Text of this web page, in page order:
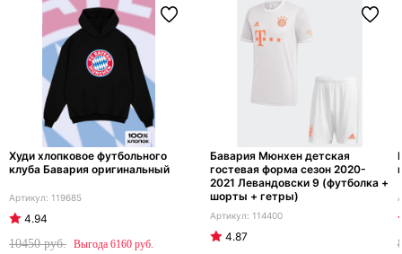
Худи хлопковое футбольного
клуба Бавария оригинальный
119685
4.94
10450
6160
Бавария Мюнхен детская
гостевая форма сезон 2020-
2021 Левандовски 9 (футболка +
шорты + гетры)
114400
4.87